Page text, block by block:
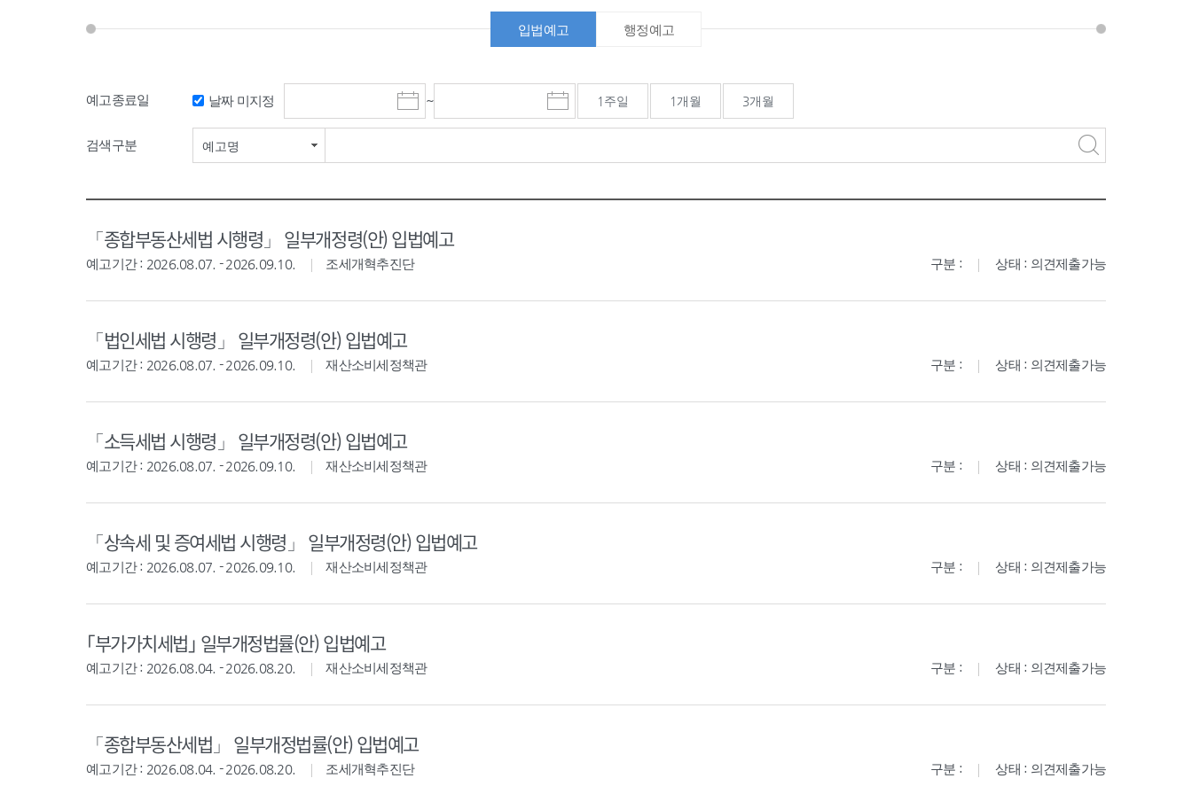
입법예고 행정예고
예고종료일 날짜 미지정
시
작
~
종
료
1주일 1개월 3개월
검색구분 예고명
「종합부동산세법 시행령」 일부개정령(안) 입법예고
예고기간 : 2026.08.07. - 2026.09.10. 조세개혁추진단 구분 : 상태 : 의견제출가능
「법인세법 시행령」 일부개정령(안) 입법예고
예고기간 : 2026.08.07. - 2026.09.10. 재산소비세정책관 구분 : 상태 : 의견제출가능
「소득세법 시행령」 일부개정령(안) 입법예고
예고기간 : 2026.08.07. - 2026.09.10. 재산소비세정책관 구분 : 상태 : 의견제출가능
「상속세 및 증여세법 시행령」 일부개정령(안) 입법예고
예고기간 : 2026.08.07. - 2026.09.10. 재산소비세정책관 구분 : 상태 : 의견제출가능
｢부가가치세법｣ 일부개정법률(안) 입법예고
예고기간 : 2026.08.04. - 2026.08.20. 재산소비세정책관 구분 : 상태 : 의견제출가능
「종합부동산세법」 일부개정법률(안) 입법예고
예고기간 : 2026.08.04. - 2026.08.20. 조세개혁추진단 구분 : 상태 : 의견제출가능